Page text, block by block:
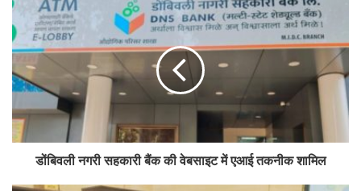
डोंबिवली नगरी सहकारी बैंक की वेबसाइट में एआई तकनीक शामिल